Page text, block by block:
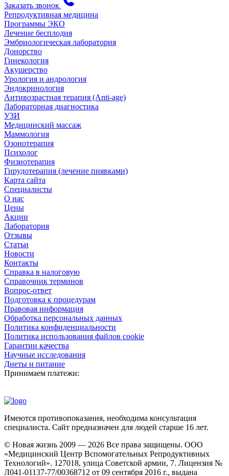
Заказать звонок
Репродуктивная медицина
Программы ЭКО
Лечение бесплодия
Эмбриологическая лаборатория
Донорство
Гинекология
Акушерство
Урология и андрология
Эндокринология
Антивозрастная терапия (Anti-age)
Лабораторная диагностика
УЗИ
Медицинский массаж
Маммология
Озонотерапия
Психолог
Физиотерапия
Гирудотерапия (лечение пиявками)
Карта сайта
Специалисты
О нас
Цены
Акции
Лаборатория
Отзывы
Статьи
Новости
Контакты
Справка в налоговую
Справочник терминов
Вопрос-ответ
Подготовка к процедурам
Правовая информация
Обработка персональных данных
Политика конфиденциальности
Политика использования файлов cookie
Гарантии качества
Научные исследования
Диеты и питание
Принимаем платежи:
Имеются противопоказания, необходима консультация
специалиста. Сайт предназначен для людей старше 16 лет.
© Новая жизнь 2009 — 2026 Все права защищены. ООО
«Медицинский Центр Вспомогательных Репродуктивных
Технологий». 127018, улица Советской армии, 7. Лицензия №
Л041-01137-77/00368712 от 09 сентября 2016 г., выдана